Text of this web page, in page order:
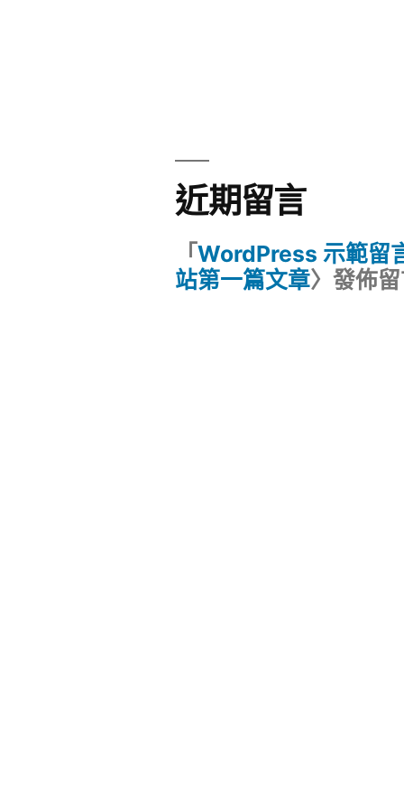
近期留言
「WordPress 示範留
站第一篇文章〉發佈